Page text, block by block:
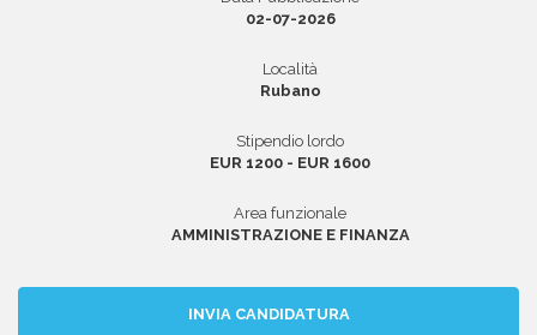
02-07-2026
Località
Rubano
Stipendio lordo
EUR 1200 - EUR 1600
Area funzionale
AMMINISTRAZIONE E FINANZA
INVIA CANDIDATURA